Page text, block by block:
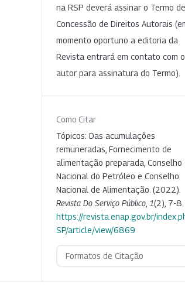
na RSP deverá assinar o Termo de
Concessão de Direitos Autorais
momento oportuno a editoria da
Revista entrará em contato com o
autor para assinatura do Termo).
Como Citar
Tópicos: Das acumulações
remuneradas, Fornecimento de
alimentação preparada, Conselho
Nacional do Petróleo e Conselho
Nacional de Alimentação. (2022).
Revista Do Serviço Público 1(2), 7-8.
https://revista.enap.gov.br/
SP/article/view/6869
Formatos de Citação